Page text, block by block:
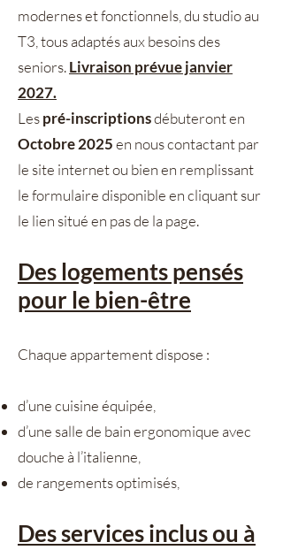
modernes et fonctionnels, du studio au
T3, tous adaptés aux besoins des
seniors.Livraison prévue janvier
2027.
​Lespré-inscriptionsdébuteront en
Octobre 2025en nous contactant par
le site internet ou bien en remplissant
le formulaire disponible en cliquant sur
le lien situé en pas de la page.
Des logements pensés
pour le bien-être
Chaque appartement dispose :
d’une cuisine équipée,
d’une salle de bain ergonomique avec
douche à l’italienne,
de rangements optimisés,
Des services inclus ou à